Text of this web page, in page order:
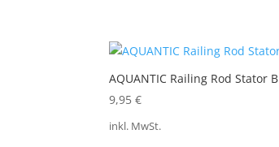
AQUANTIC Railing Rod Stator B
9,95€
inkl. MwSt.